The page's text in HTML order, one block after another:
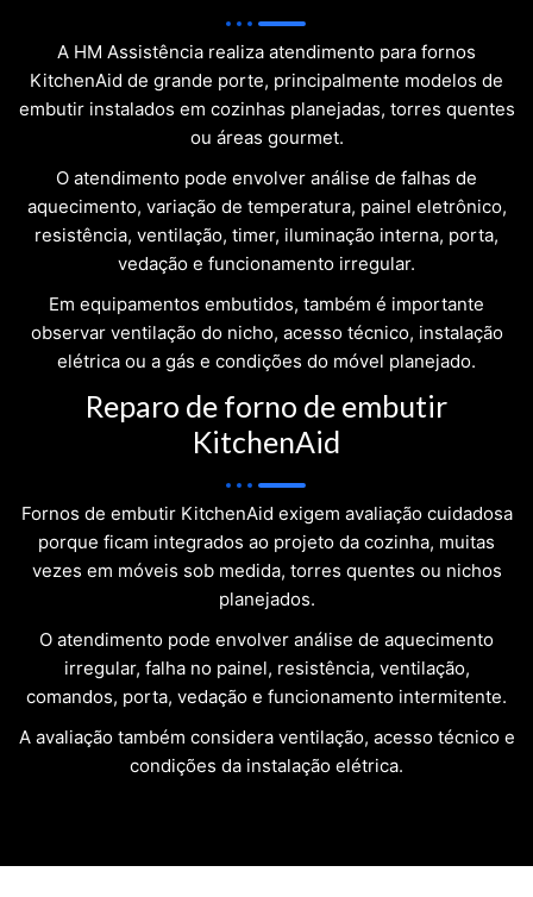
A HM Assistência realiza atendimento para fornos
KitchenAid de grande porte, principalmente modelos de
embutir instalados em cozinhas planejadas, torres quentes
ou áreas gourmet.
O atendimento pode envolver análise de falhas de
aquecimento, variação de temperatura, painel eletrônico,
resistência, ventilação, timer, iluminação interna, porta,
vedação e funcionamento irregular.
Em equipamentos embutidos, também é importante
observar ventilação do nicho, acesso técnico, instalação
elétrica ou a gás e condições do móvel planejado.
Reparo de forno de embutir
KitchenAid
Fornos de embutir KitchenAid exigem avaliação cuidadosa
porque ficam integrados ao projeto da cozinha, muitas
vezes em móveis sob medida, torres quentes ou nichos
planejados.
O atendimento pode envolver análise de aquecimento
irregular, falha no painel, resistência, ventilação,
comandos, porta, vedação e funcionamento intermitente.
A avaliação também considera ventilação, acesso técnico e
condições da instalação elétrica.